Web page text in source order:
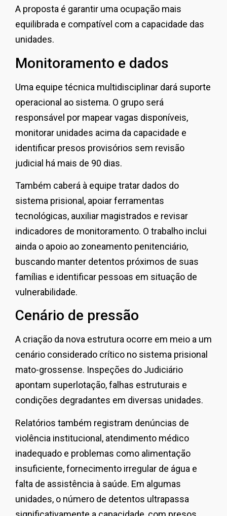
A proposta é garantir uma ocupação mais
equilibrada e compatível com a capacidade das
unidades.
Monitoramento e dados
Uma equipe técnica multidisciplinar dará suporte
operacional ao sistema. O grupo será
responsável por mapear vagas disponíveis,
monitorar unidades acima da capacidade e
identificar presos provisórios sem revisão
judicial há mais de 90 dias.
Também caberá à equipe tratar dados do
sistema prisional, apoiar ferramentas
tecnológicas, auxiliar magistrados e revisar
indicadores de monitoramento. O trabalho inclui
ainda o apoio ao zoneamento penitenciário,
buscando manter detentos próximos de suas
famílias e identificar pessoas em situação de
vulnerabilidade.
Cenário de pressão
A criação da nova estrutura ocorre em meio a um
cenário considerado crítico no sistema prisional
mato-grossense. Inspeções do Judiciário
apontam superlotação, falhas estruturais e
condições degradantes em diversas unidades.
Relatórios também registram denúncias de
violência institucional, atendimento médico
inadequado e problemas como alimentação
insuficiente, fornecimento irregular de água e
falta de assistência à saúde. Em algumas
unidades, o número de detentos ultrapassa